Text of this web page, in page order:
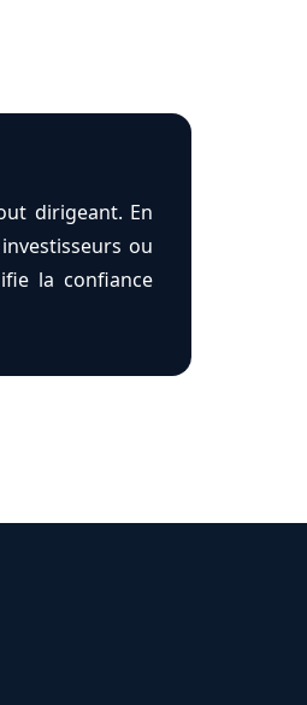
dirigeant. En
ou
la confiance